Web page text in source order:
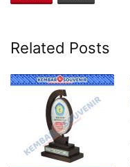
Related Posts